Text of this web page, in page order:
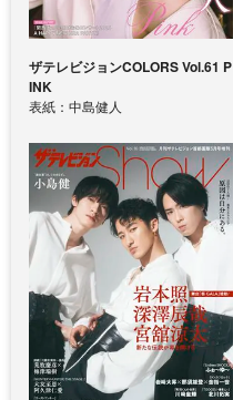
ザテレビジョンCOLORS Vol.61 P
INK
表紙：中島健人